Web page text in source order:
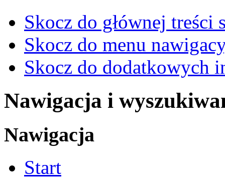
Skocz do głównej treści
Skocz do menu
Skocz do dodatkowych
Nawigacja i
Nawigacja
Start